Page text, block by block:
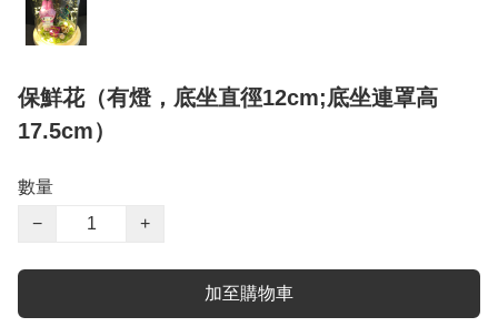
保鮮花（有燈，底坐直徑12cm;底坐連罩高
17.5cm）
數量
−
+
加至購物車